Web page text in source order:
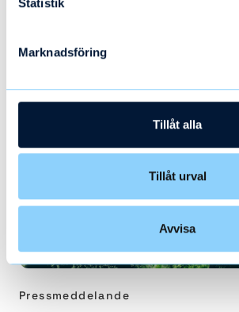
Marknadsföring
Tillåt alla
Tillåt urval
Avvisa
branschinsikter samt de
Pressmeddelande